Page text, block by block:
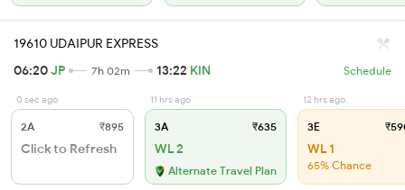
19610 UDAIPUR EXPRESS
06:20JP 7h 02m 13:22 KIN Schedule
0 sec ago
2A ₹895
Click to Refresh
11 hrs ago
3A ₹635
WL 2
Alternate Travel Plan
12 hrs ago
3E
WL 1
65% Chance